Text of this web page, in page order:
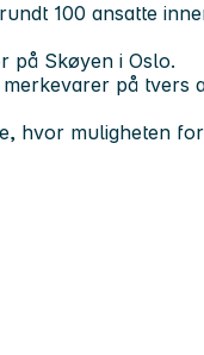
100 ansatte
på Skøyen i Oslo.
på tvers
hvor muligheten